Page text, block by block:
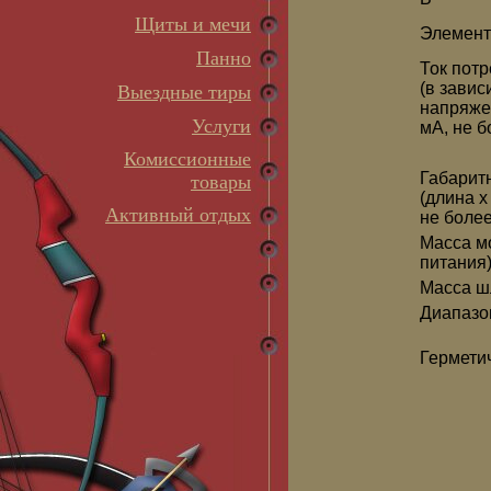
Щиты и мечи
Панно
Выездные тиры
Услуги
Комиссионные
товары
Активный отдых
Ток
(в
мА, не
(длина
не
Масса
Масса